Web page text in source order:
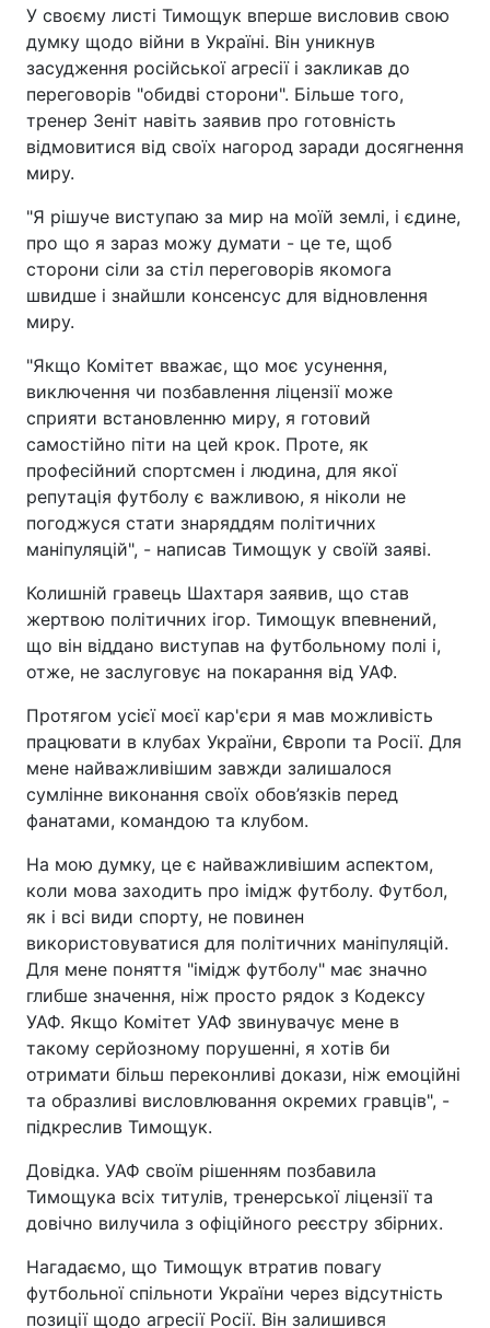
У своєму листі Тимощук вперше висловив свою
думку щодо війни в Україні. Він уникнув
засудження російської агресії і закликав до
переговорів "обидві сторони". Більше того,
тренер Зеніт навіть заявив про готовність
відмовитися від своїх нагород заради досягнення
миру.
"Я рішуче виступаю за мир на моїй землі, і єдине,
про що я зараз можу думати - це те, щоб
сторони сіли за стіл переговорів якомога
швидше і знайшли консенсус для відновлення
миру.
"Якщо Комітет вважає, що моє усунення,
виключення чи позбавлення ліцензії може
сприяти встановленню миру, я готовий
самостійно піти на цей крок. Проте, як
професійний спортсмен і людина, для якої
репутація футболу є важливою, я ніколи не
погоджуся стати знаряддям політичних
маніпуляцій", - написав Тимощук у своїй заяві.
Колишній гравець Шахтаря заявив, що став
жертвою політичних ігор. Тимощук впевнений,
що він віддано виступав на футбольному полі і,
отже, не заслуговує на покарання від УАФ.
Протягом усієї моєї кар'єри я мав можливість
працювати в клубах України, Європи та Росії. Для
мене найважливішим завжди залишалося
сумлінне виконання своїх обов’язків перед
фанатами, командою та клубом.
На мою думку, це є найважливішим аспектом,
коли мова заходить про імідж футболу. Футбол,
як і всі види спорту, не повинен
використовуватися для політичних маніпуляцій.
Для мене поняття "імідж футболу" має значно
глибше значення, ніж просто рядок з Кодексу
УАФ. Якщо Комітет УАФ звинувачує мене в
такому серйозному порушенні, я хотів би
отримати більш переконливі докази, ніж емоційні
та образливі висловлювання окремих гравців", -
підкреслив Тимощук.
Довідка. УАФ своїм рішенням позбавила
Тимощука всіх титулів, тренерської ліцензії та
довічно вилучила з офіційного реєстру збірних.
Нагадаємо, що Тимощук втратив повагу
футбольної спільноти України через відсутність
позиції щодо агресії Росії. Він залишився